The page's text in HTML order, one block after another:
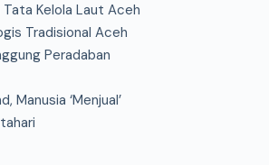
Kelola Laut Aceh
Tradisional Aceh
Peradaban
Manusia ‘Menjual’